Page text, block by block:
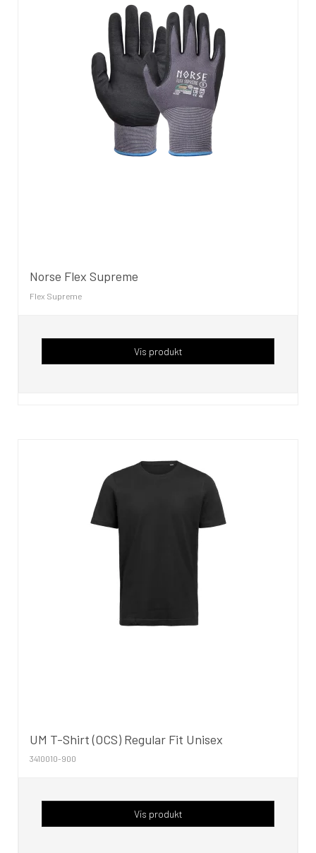
Norse Flex Supreme
Flex Supreme
Vis produkt
UM T-Shirt (OCS) Regular Fit Unisex
3410010-900
Vis produkt